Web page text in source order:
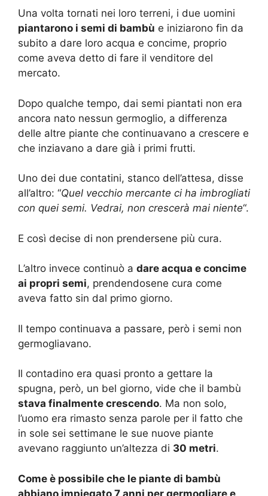
Una volta tornati nei loro terreni, i due uomini
piantarono i semi di bambù e iniziarono fin da
subito a dare loro acqua e concime, proprio
come aveva detto di fare il venditore del
mercato.
Dopo qualche tempo, dai semi piantati non era
ancora nato nessun germoglio, a differenza
delle altre piante che continuavano a crescere e
che inziavano a dare già i primi frutti.
Uno dei due contatini, stanco dell’attesa, disse
all’altro: “Quel vecchio mercante ci ha imbrogliati
con quei semi. Vedrai, non crescerà mai niente“.
E così decise di non prendersene più cura.
L’altro invece continuò a dare acqua e concime
ai propri semi, prendendosene cura come
aveva fatto sin dal primo giorno.
Il tempo continuava a passare, però i semi non
germogliavano.
Il contadino era quasi pronto a gettare la
spugna, però, un bel giorno, vide che il bambù
stava finalmente crescendo. Ma non solo,
l’uomo era rimasto senza parole per il fatto che
in sole sei settimane le sue nuove piante
avevano raggiunto un’altezza di 30 metri.
Come è possibile che le piante di bambù
abbiano impiegato 7 anni per germogliare e